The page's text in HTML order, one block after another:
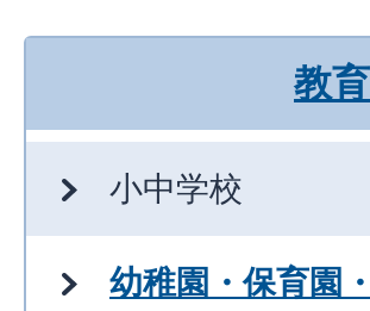
教
小中学校
幼稚園・保育園